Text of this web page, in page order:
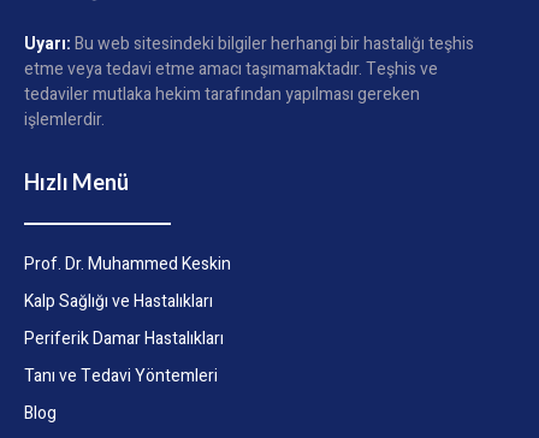
Uyarı:Bu web sitesindeki bilgiler herhangi bir hastalığı teşhis
etme veya tedavi etme amacı taşımamaktadır. Teşhis ve
tedaviler mutlaka hekim tarafından yapılması gereken
işlemlerdir.
Hızlı Menü
Prof. Dr. Muhammed Keskin
Kalp Sağlığı ve Hastalıkları
Periferik Damar Hastalıkları
Tanı ve Tedavi Yöntemleri
Blog